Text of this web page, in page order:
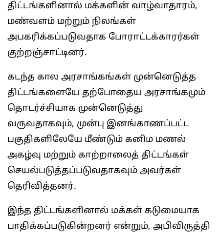
திட்டங்களினால் மக்களின் வாழ்வாதாரம்,
மண்வளம் மற்றும் நிலங்கள்
அபகரிக்கப்படுவதாக போராட்டக்காரர்கள்
குற்றஞ்சாட்டினர்.
கடந்த கால அரசாங்கங்கள் முன்னெடுத்த
திட்டங்களையே தற்போதைய அரசாங்கமும்
தொடர்ச்சியாக முன்னெடுத்து
வருவதாகவும், முன்பு இனங்காணப்பட்ட
பகுதிகளிலேயே மீண்டும் கனிம மணல்
அகழ்வு மற்றும் காற்றாலைத் திட்டங்கள்
செயல்படுத்தப்படுவதாகவும் அவர்கள்
தெரிவித்தனர்.
இந்த திட்டங்களினால் மக்கள் கடுமையாக
பாதிக்கப்படுகின்றனர் என்றும், அபிவிருத்தி